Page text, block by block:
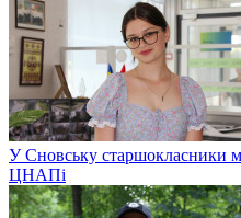
У Сновську старшокласники
ЦНАПі